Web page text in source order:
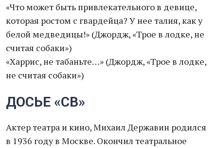
«Что может быть привлекательного в девице,
которая ростом с гвардейца? У нее талия, как у
белой медведицы!» (Джордж, «Трое в лодке, не
считая собаки»)
«Харрис, не табаньте…» (Джордж, «Трое в лодке,
не считая собаки»)
ДОСЬЕ «СВ»
Актер театра и кино, Михаил Державин родился
в 1936 году в Москве. Окончил театральное